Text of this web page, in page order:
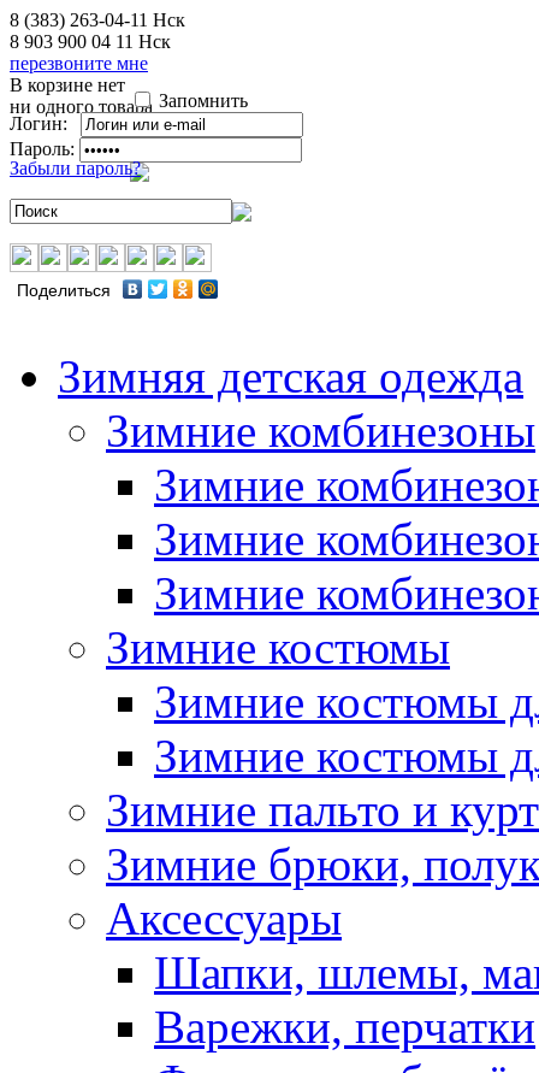
8 (383) 263-04-11 Нск
8 903 900 04 11 Нск
перезвоните мне
В корзине нет
ни одного товара Запомнить
Логин:
Пароль:
Забыли пароль?
Поделиться
Зимняя детская одежда
Зимние комбинезоны
Зимние
Зимние
Зимние
Зимние костюмы
Зимние костюмы
Зимние костюмы
Зимние пальто и
Зимние брюки,
Аксессуары
Шапки, шлемы,
Варежки, перчатки